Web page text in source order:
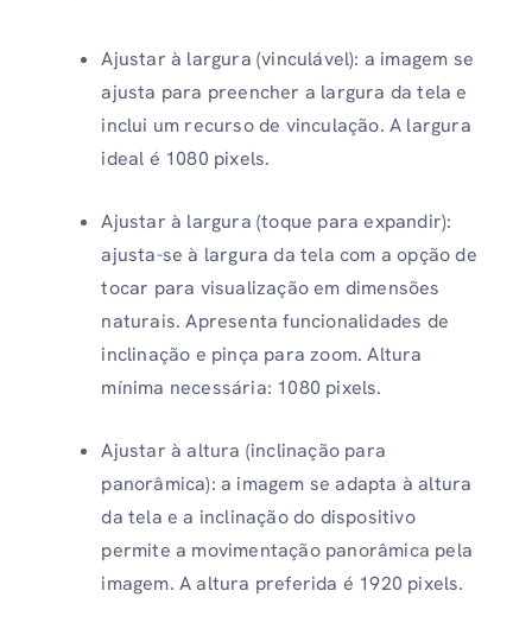
Ajustar à largura (vinculável): a imagem se
ajusta para preencher a largura da tela e
inclui um recurso de vinculação. A largura
ideal é 1080 pixels.
Ajustar à largura (toque para expandir):
ajusta-se à largura da tela com a opção de
tocar para visualização em dimensões
naturais. Apresenta funcionalidades de
inclinação e pinça para zoom. Altura
mínima necessária: 1080 pixels.
Ajustar à altura (inclinação para
panorâmica): a imagem se adapta à altura
da tela e a inclinação do dispositivo
permite a movimentação panorâmica pela
imagem. A altura preferida é 1920 pixels.